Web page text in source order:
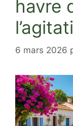
havre
6 mars 2026